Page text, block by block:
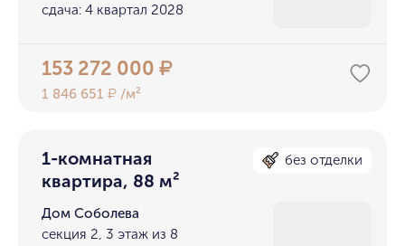
сдача: 4 квартал 2028
153 272 000₽
1 846 651₽ /м²
1-комнатная
квартира, 88 м²
без отделки
Дом Соболева
секция 2, 3 этаж из 8